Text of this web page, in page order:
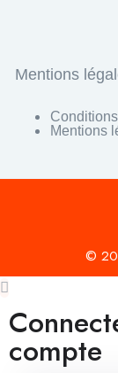
Mentions
Mentions
©
compte